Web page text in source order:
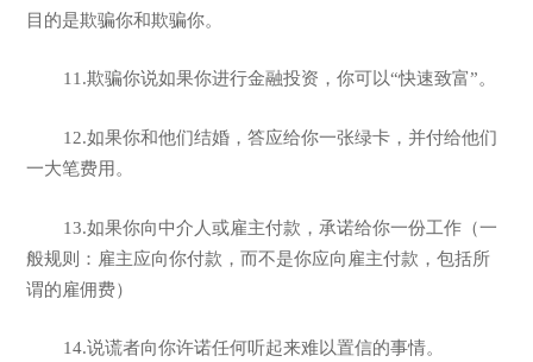
目的是欺骗你和欺骗你。
11.欺骗你说如果你进行金融投资，你可以“快速致富”。
12.如果你和他们结婚，答应给你一张绿卡，并付给他们
一大笔费用。
13.如果你向中介人或雇主付款，承诺给你一份工作（一
般规则：雇主应向你付款，而不是你应向雇主付款，包括所
谓的雇佣费）
14.说谎者向你许诺任何听起来难以置信的事情。